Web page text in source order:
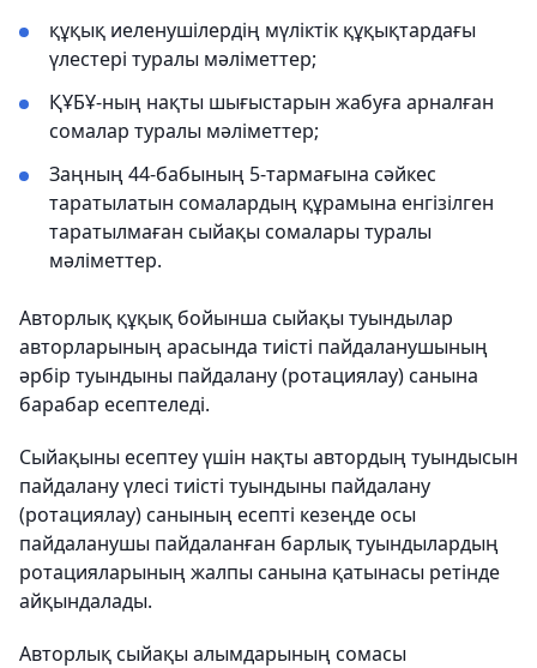
құқық иеленушілердің мүліктік құқықтардағы
үлестері туралы мәліметтер;
ҚҰБҰ-ның нақты шығыстарын жабуға арналған
сомалар туралы мәліметтер;
Заңның 44-бабының 5-тармағына сәйкес
таратылатын сомалардың құрамына енгізілген
таратылмаған сыйақы сомалары туралы
мәліметтер.
Авторлық құқық бойынша сыйақы туындылар
авторларының арасында тиісті пайдаланушының
әрбір туындыны пайдалану (ротациялау) санына
барабар есептеледі.
Сыйақыны есептеу үшін нақты автордың туындысын
пайдалану үлесі тиісті туындыны пайдалану
(ротациялау) санының есепті кезеңде осы
пайдаланушы пайдаланған барлық туындылардың
ротацияларының жалпы санына қатынасы ретінде
айқындалады.
Авторлық сыйақы алымдарының сомасы